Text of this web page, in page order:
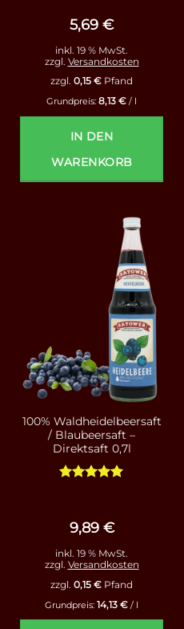
5,69 €
inkl. 19 % MwSt.
zzgl. Versandkosten
zzgl. 0,15 € Pfand
Grundpreis: 8,13 € / l
IN DEN
WARENKORB
100% Waldheidelbeersaft
/ Blaubeersaft –
Direktsaft 0,7l
9,89 €
inkl. 19 % MwSt.
zzgl. Versandkosten
zzgl. 0,15 € Pfand
Grundpreis: 14,13 € / l